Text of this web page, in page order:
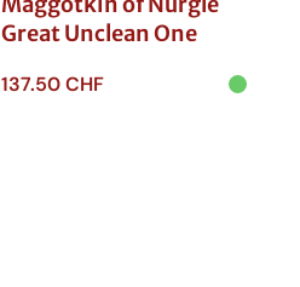
Great Unclean One
137.50CHF